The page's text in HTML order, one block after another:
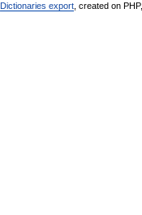
Dictionaries export , created on PHP,